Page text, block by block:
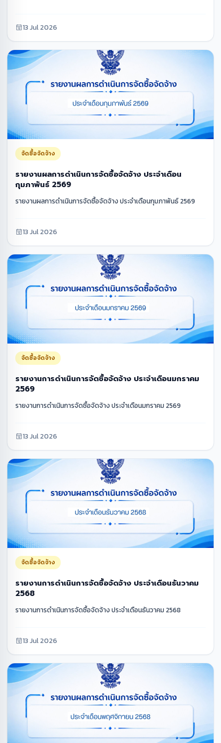
13 Jul 2026
จัดซื้อจัดจ้าง
รายงานผลการดำเนินการจัดซื้อจัดจ้าง ประจำเดือน
กุมภาพันธ์ 2569
รายงานผลการดำเนินการจัดซื้อจัดจ้าง ประจำเดือนกุมภาพันธ์ 2569
13 Jul 2026
จัดซื้อจัดจ้าง
รายงานการดำเนินการจัดซื้อจัดจ้าง ประจำเดือนมกราคม
2569
รายงานการดำเนินการจัดซื้อจัดจ้าง ประจำเดือนมกราคม 2569
13 Jul 2026
จัดซื้อจัดจ้าง
รายงานการดำเนินการจัดซื้อจัดจ้าง ประจำเดือนธันวาคม
2568
รายงานการดำเนินการจัดซื้อจัดจ้าง ประจำเดือนธันวาคม 2568
13 Jul 2026